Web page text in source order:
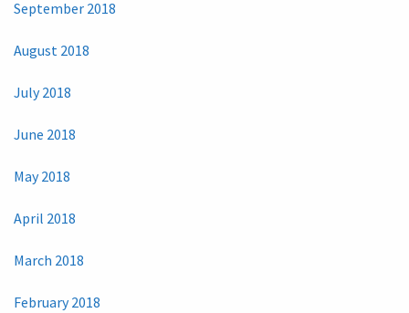
September 2018
August 2018
July 2018
June 2018
May 2018
April 2018
March 2018
February 2018